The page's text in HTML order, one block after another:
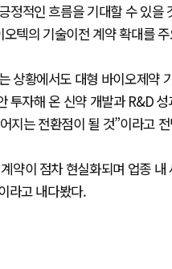
정적인 흐름을 기대할 수 있
텍의 기술이전 계약 확대를
상황에서도 대형 바이오제약
투자해 온 신약 개발과 R&D
지는 전환점이 될 것”이라고
약이 점차 현실화되며 업종
라고 내다봤다.